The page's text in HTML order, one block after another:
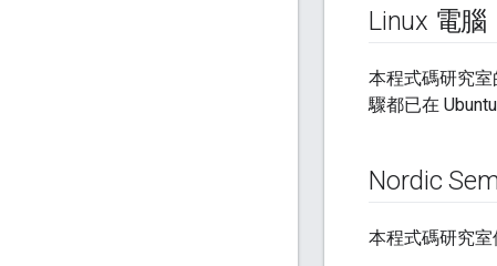
Linux 電腦
本程式碼研究
驟都已在
Nordic
本程式碼研究室